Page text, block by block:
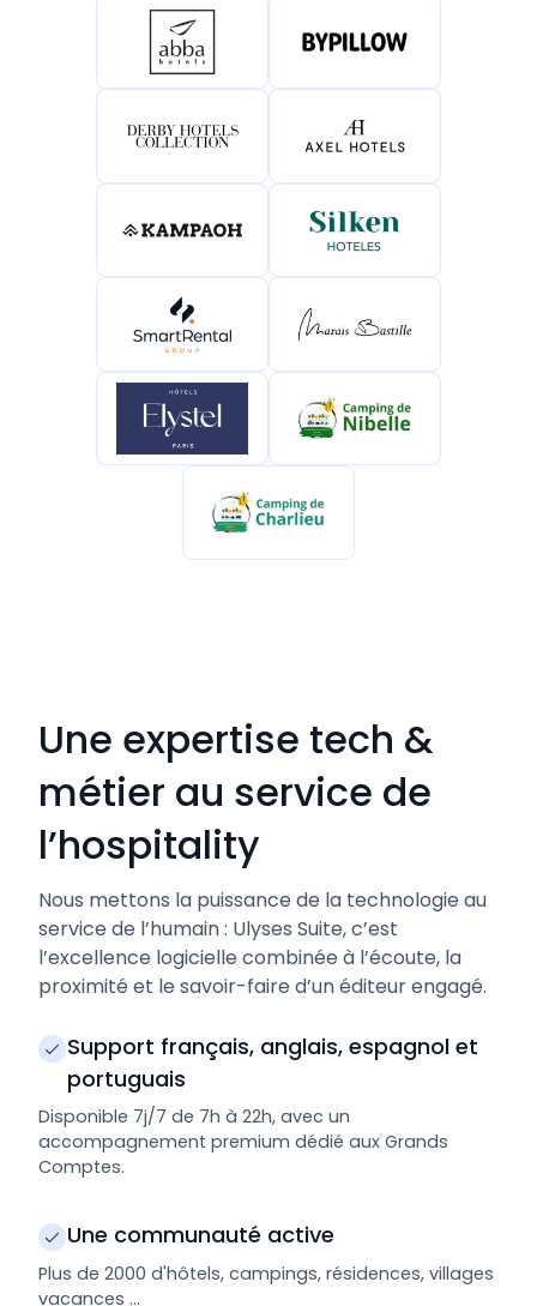
Une expertise tech &
métier au service de
l’hospitality
Nous mettons la puissance de la technologie au
service de l’humain : Ulyses Suite, c’est
l’excellence logicielle combinée à l’écoute, la
proximité et le savoir-faire d’un éditeur engagé.
Support français, anglais, espagnol et
portuguais
Disponible 7j/7 de 7h à 22h, avec un
accompagnement premium dédié aux Grands
Comptes.
Une communauté active
Plus de 2000 d'hôtels, campings, résidences, villages
vacances ...